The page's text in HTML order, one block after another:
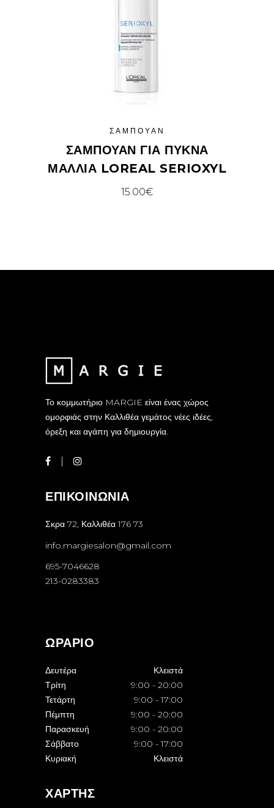
ΣΑΜΠΟΥΆΝ
ΣΑΜΠΟΥΆΝ ΓΙΑ ΠΥΚΝΆ
ΜΑΛΛΙΆ LOREAL SERIOXYL
15.00€
Το κομμωτήριο MARGIE είναι ένας χώρος
ομορφιάς στην Καλλιθέα γεμάτος νέες ιδέες,
όρεξη και αγάπη για δημιουργία.
ΕΠΙΚΟΙΝΩΝΙΑ
Σκρα 72, Καλλιθέα 176 73
info.margiesalon@gmail.com
695-7046628
213-0283383
ΩΡΑΡΙΟ
Δευτέρα
Κλειστά
Τρίτη
9:00 - 20:00
Τετάρτη
9:00 - 17:00
Πέμπτη
9:00 - 20:00
Παρασκευή
9:00 - 20:00
Σάββατο
9:00 - 17:00
Κυριακή
Κλειστά
ΧΑΡΤΗΣ